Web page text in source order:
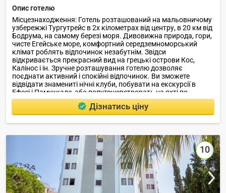
Опис готелю
Місцезнаходження: Готель розташований на мальовничому
узбережжі Тургутрейс в 2х кілометрах від центру, в 20 км від
Бодрума, на самому березі моря. Дивовижна природа, гори,
чисте Егейське море, комфортний середземноморський
клімат роблять відпочинок незабутнім. Звідси
відкривається прекрасний вид на грецькі острови Кос,
Калінос і ін. Зручне розташування готелю дозволяє
поєднати активний і спокійні відпочинок. Ви зможете
відвідати знамениті нічні клуби, побувати на екскурсії в
Ефесі і Памуккале, або попутешевствовать на яхті по
затишним бухтами.
Дізнатись ціну
10